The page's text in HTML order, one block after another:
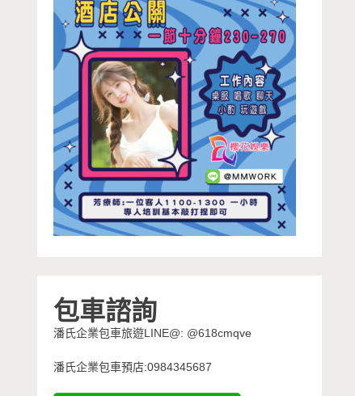
包車諮詢
潘氏企業包車旅遊LINE@: @618cmqve
潘氏企業包車預店:0984345687